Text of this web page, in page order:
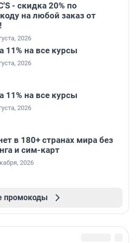
- скидка 20% по
на любой заказ от
2026
11% на все курсы
2026
11% на все курсы
2026
в 180+ странах мира без
и сим-карт
2026
промокоды